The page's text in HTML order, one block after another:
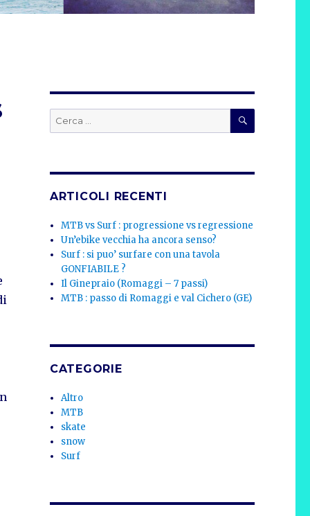
Cerca: CERCA
ARTICOLI RECENTI
MTB vs Surf : progressione vs regressione
Un’ebike vecchia ha ancora senso?
Surf : si puo’ surfare con una tavola
GONFIABILE ?
Il Ginepraio (Romaggi – 7 passi)
MTB : passo di Romaggi e val Cichero (GE)
CATEGORIE
Altro
MTB
skate
snow
Surf